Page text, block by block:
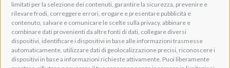
limitati per la selezione dei contenuti, garantire la sicurezza, prevenire e
rilevare frodi, correggere errori, erogare e presentare pubblicità e
contenuto, salvare e comunicare le scelte sulla privacy, abbinare e
combinare dati provenienti da altre fonti di dati, collegare diversi
dispositivi, identificare i dispositivi in base alle informazioni trasmesse
automaticamente, utilizzare dati di geolocalizzazione precisi, riconoscere i
dispositivi in base a informazioni richieste attivamente. Puoi liberamente
Adeo HomeAV
Adeo Screen
Screen Research
Adeum Cinema Suite